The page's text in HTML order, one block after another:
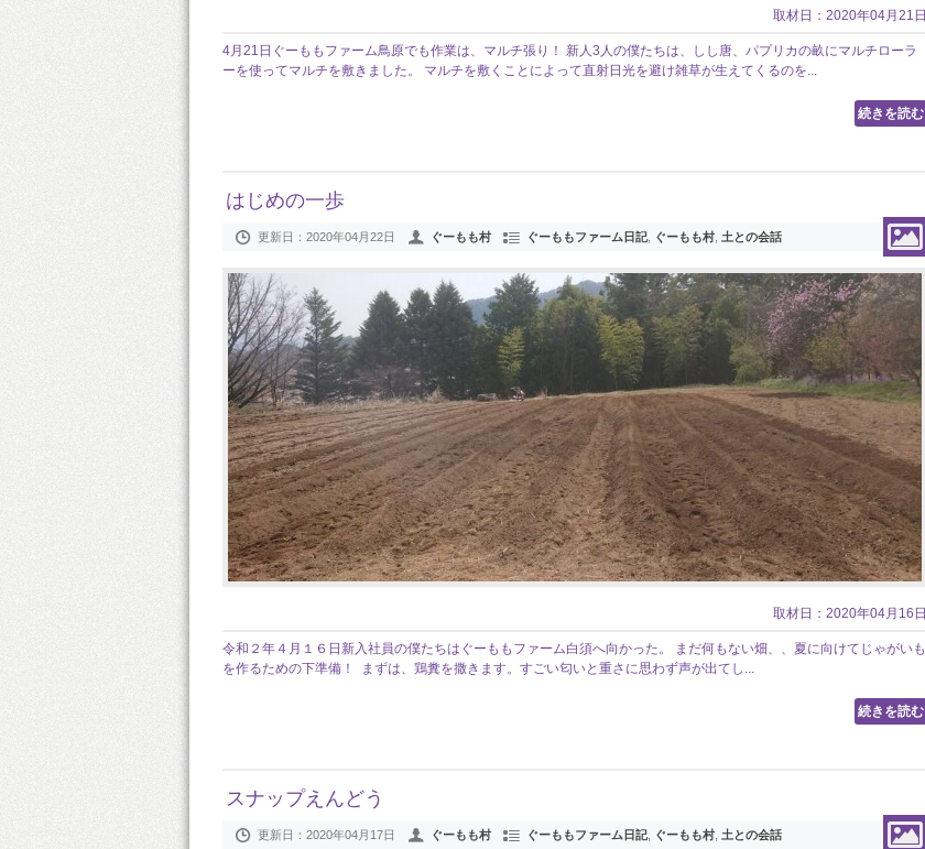
取材日：2020年04月21日
4月21日ぐーももファーム鳥原でも作業は、マルチ張り！ 新人3人の僕たちは、しし唐、パプリカの畝にマルチローラ
ーを使ってマルチを敷きました。 マルチを敷くことによって直射日光を避け雑草が生えてくるのを...
続きを読む
はじめの一歩
更新日： 2020年04月22日 ぐーもも村 ぐーももファーム日記, ぐーもも村 土との会話
取材日：2020年04月16日
令和２年４月１６日新入社員の僕たちはぐーももファーム白須へ向かった。 まだ何もない畑、、夏に向けてじゃがいも
を作るための下準備！ まずは、鶏糞を撒きます。すごい匂いと重さに思わず声が出てし...
続きを読む
スナップえんどう
更新日： 2020年04月17日 ぐーもも村 ぐーももファーム日記, ぐーもも村 土との会話